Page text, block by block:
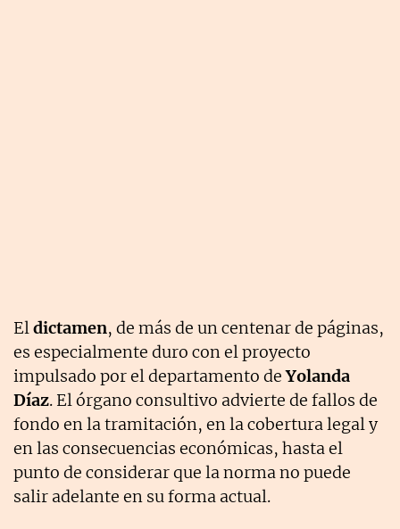
Eldictamen, de más de un centenar de páginas,
es especialmente duro con el proyecto
impulsado por el departamento deYolanda
Díaz. El órgano consultivo advierte de fallos de
fondo en la tramitación, en la cobertura legal y
en las consecuencias económicas, hasta el
punto de considerar que la norma no puede
salir adelante en su forma actual.